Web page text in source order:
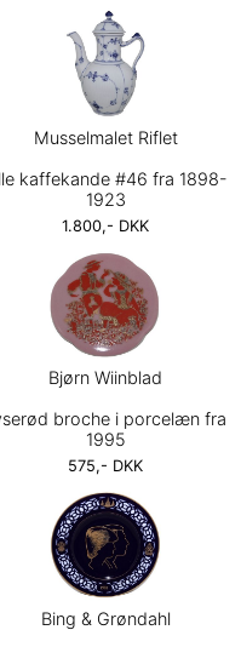
Musselmalet Riflet
kaffekande #46 fra 1898-
1923
1.800,- DKK
Bjørn Wiinblad
broche i porcelæn fra
1995
575,- DKK
Bing & Grøndahl